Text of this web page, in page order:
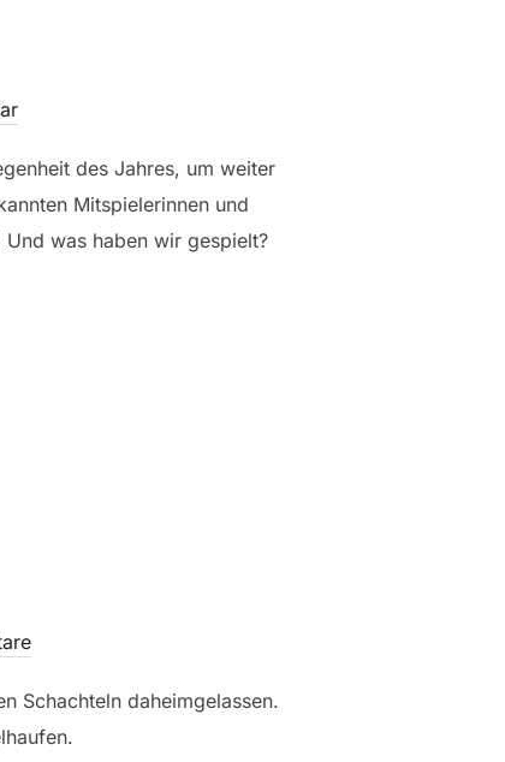
des Jahres, um weiter
Mitspielerinnen und
was haben wir gespielt?
Schachteln daheimgelassen.